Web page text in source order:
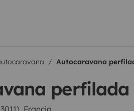
Autocaravana
Francia